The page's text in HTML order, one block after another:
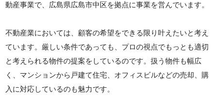
動産事業で、広島県広島市中区を拠点に事業を営んでいます。
不動産業においては、顧客の希望をできる限り叶えたいと考え
ています。厳しい条件であっても、プロの視点でもっとも適切
と考えられる物件の提案をしているのです。扱う物件も幅広
く、マンションから戸建て住宅、オフィスビルなどの売却、購
入に対応しているのも魅力です。